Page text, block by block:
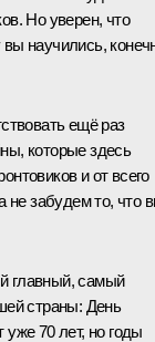
Но уверен, что
научились,
ещё раз
которые здесь
и от всего
не забудем то, что
главный, самый
страны: День
70 лет, но годы